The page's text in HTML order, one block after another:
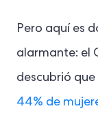
Pero aquí es
alarmante: el
descubrió que
44% de